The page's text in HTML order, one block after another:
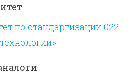
по стандартизации 022